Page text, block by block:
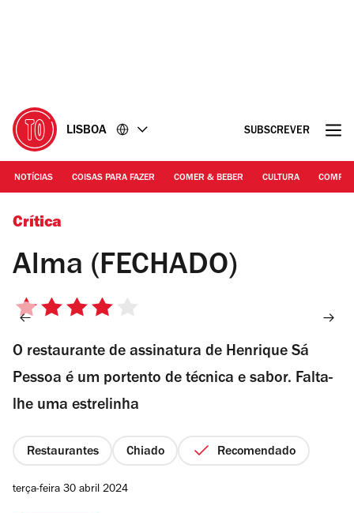
LISBOA SUBSCREVER
NOTÍCIAS COISAS PARA FAZER COMER & BEBER CULTURA
Arlei Lima
Crítica
Alma (FECHADO)
4/5
O restaurante de assinatura de Henrique Sá
Pessoa é um portento de técnica e sabor. Falta-
lhe uma estrelinha
Restaurantes Chiado Recomendado
terça-feira 30 abril 2024